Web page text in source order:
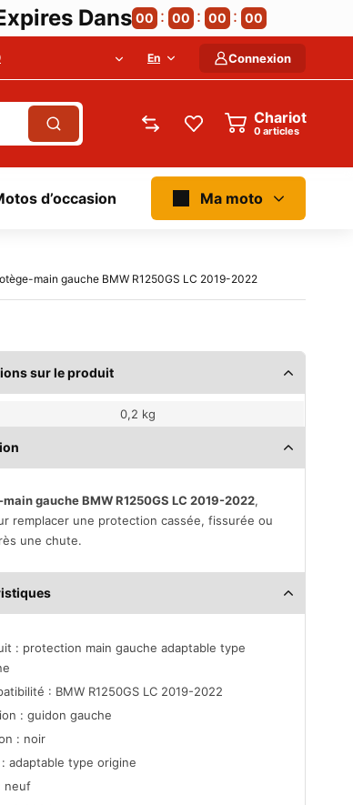
Dans 00 00 00 00
En Connexion
Chariot
articles
d’occasion Ma moto
main gauche BMW R1250GS LC 2019-2022
sur le produit
0,2 kg
gauche BMW R1250GS LC 2019-2022,
remplacer une protection cassée, fissurée ou
une chute.
: protection main gauche adaptable type
: BMW R1250GS LC 2019-2022
: guidon gauche
: noir
: adaptable type origine
neuf